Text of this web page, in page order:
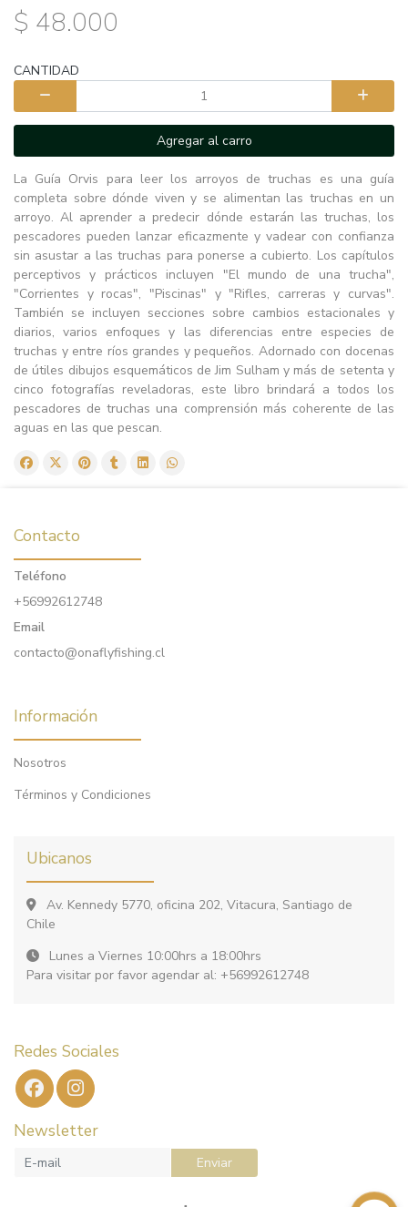
$ 48.000
CANTIDAD
Agregar al carro
La Guía Orvis para leer los arroyos de truchas es una guía
completa sobre dónde viven y se alimentan las truchas en un
arroyo. Al aprender a predecir dónde estarán las truchas, los
pescadores pueden lanzar eficazmente y vadear con confianza
sin asustar a las truchas para ponerse a cubierto. Los capítulos
perceptivos y prácticos incluyen "El mundo de una trucha",
"Corrientes y rocas", "Piscinas" y "Rifles, carreras y curvas".
También se incluyen secciones sobre cambios estacionales y
diarios, varios enfoques y las diferencias entre especies de
truchas y entre ríos grandes y pequeños. Adornado con docenas
de útiles dibujos esquemáticos de Jim Sulham y más de setenta y
cinco fotografías reveladoras, este libro brindará a todos los
pescadores de truchas una comprensión más coherente de las
aguas en las que pescan.
Contacto
Teléfono
+56992612748
Email
contacto@onaflyfishing.cl
Información
Nosotros
Términos y Condiciones
Ubicanos
Av. Kennedy 5770, oficina 202, Vitacura, Santiago de
Chile
Lunes a Viernes 10:00hrs a 18:00hrs
Para visitar por favor agendar al: +56992612748
Redes Sociales
Newsletter
Enviar